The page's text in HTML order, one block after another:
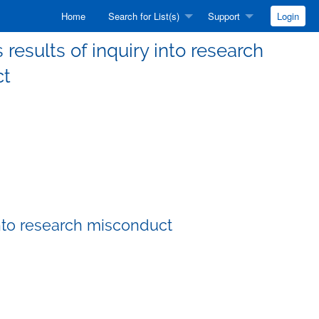
Home Search for List(s) Support Login
results of inquiry into research
research misconduct